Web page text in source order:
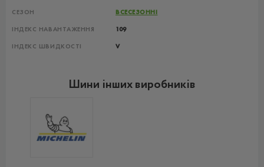
СЕЗОН ВСЕСЕЗОННІ
ІНДЕКС НАВАНТАЖЕННЯ 109
ІНДЕКС ШВИДКОСТІ V
Шини інших виробників